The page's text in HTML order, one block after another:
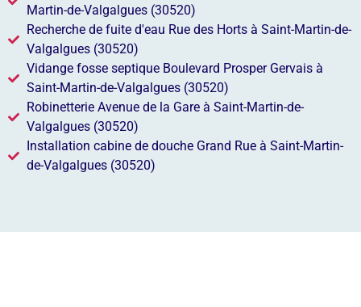
Martin-de-Valgalgues (30520)
Recherche de fuite d'eau Rue des Horts à Saint-Martin-de-
Valgalgues (30520)
Vidange fosse septique Boulevard Prosper Gervais à
Saint-Martin-de-Valgalgues (30520)
Robinetterie Avenue de la Gare à Saint-Martin-de-
Valgalgues (30520)
Installation cabine de douche Grand Rue à Saint-Martin-
de-Valgalgues (30520)